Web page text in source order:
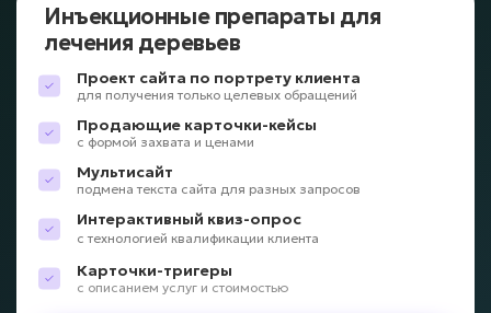
Инъекционные препараты для
лечения деревьев
Проект сайта по портрету клиента
для получения только целевых обращений
Продающие карточки-кейсы
с формой захвата и ценами
Мультисайт
подмена текста сайта для разных запросов
Интерактивный квиз-опрос
с технологией квалификации клиента
Карточки-тригеры
с описанием услуг и стоимостью